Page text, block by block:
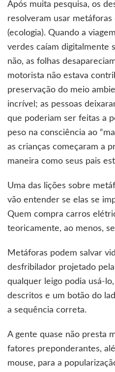
Após muita pesquisa, os
resolveram usar metáforas
(ecologia). Quando a
verdes caíam digitalmente
não, as folhas
motorista não estava
preservação do meio
incrível; as pessoas
que poderiam ser feitas a
peso na consciência ao
as crianças começaram a
maneira como seus pais
Uma das lições sobre
vão entender se elas se
Quem compra carros
teoricamente, ao menos,
Metáforas podem salvar
desfribilador projetado
qualquer leigo podia usá-
descritos e um botão do
a sequência correta.
A gente quase não presta
fatores preponderantes,
mouse, para a